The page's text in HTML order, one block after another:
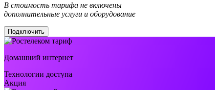
В стоимость тарифа не включены
дополнительные услуги и оборудование
Подключить
Домашний интернет
Технологии доступа
Акция